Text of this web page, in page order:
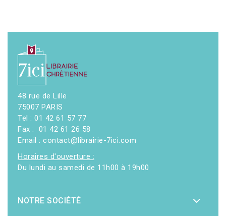
48 rue de Lille
75007 PARIS
Tel : 01 42 61 57 77
Fax : 01 42 61 26 58
Email : contact@librairie-7ici.com
Horaires d'ouverture :
Du lundi au samedi de 11h00 à 19h00
NOTRE SOCIÉTÉ